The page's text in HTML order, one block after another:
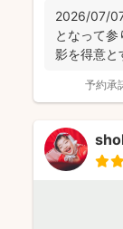
2026/07/
となって
影を得意と
予約承